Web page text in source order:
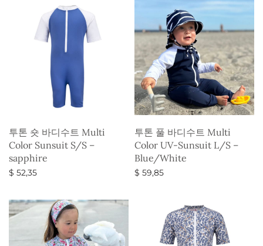
투톤 숏 바디수트 Multi
Color Sunsuit S/S –
sapphire
$ 52,35
투톤 풀 바디수트 Multi
Color UV-Sunsuit L/S –
Blue/White
$ 59,85